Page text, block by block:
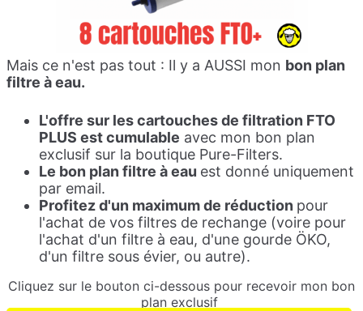
Mais ce n'est pas tout : Il y a AUSSI mon bon plan
filtre à eau.
L'offre sur les cartouches de filtration FTO
PLUS est cumulable avec mon bon plan
exclusif sur la boutique Pure-Filters.
Le bon plan filtre à eau est donné uniquement
par email.
Profitez d'un maximum de réduction pour
l'achat de vos filtres de rechange (voire pour
l'achat d'un filtre à eau, d'une gourde ÖKO,
d'un filtre sous évier, ou autre).
Cliquez sur le bouton ci-dessous pour recevoir mon bon
plan exclusif